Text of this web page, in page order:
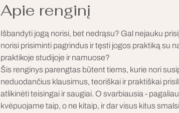
Apie renginį
Išbandyti jogą norisi, bet nedrąsu? Gal nejauku
norisi prisiminti pagrindus ir tęsti jogos praktiką su
praktikoje studijoje ir namuose?
Šis renginys parengtas būtent tiems, kurie nori
neduodančius klausimus, teoriškai ir praktiškai
atlikinėti teisingai ir saugiai. O svarbiausia -
kvėpuojame taip, o ne kitaip, ir dar visus kitus